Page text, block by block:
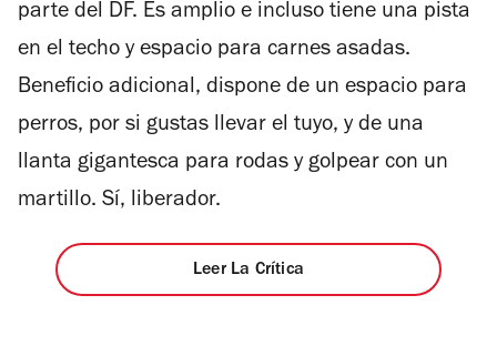
parte del DF. Es amplio e incluso tiene una pista
en el techo y espacio para carnes asadas.
Beneficio adicional, dispone de un espacio para
perros, por si gustas llevar el tuyo, y de una
llanta gigantesca para rodas y golpear con un
martillo. Sí, liberador.
Leer La Crítica